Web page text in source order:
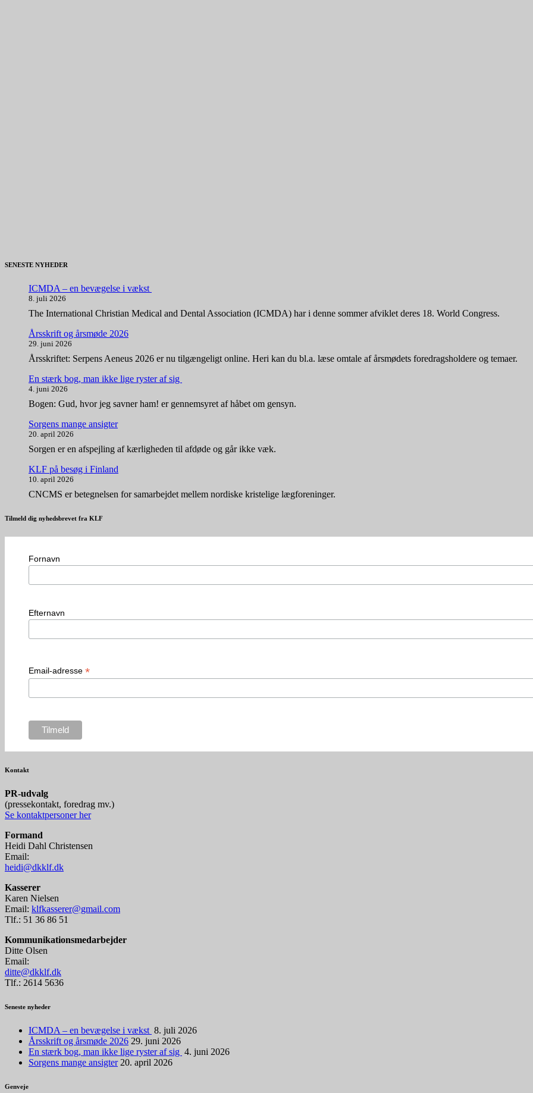
SENESTE NYHEDER
ICMDA – en bevægelse i vækst
8. juli 2026
The International Christian Medical and Dental Association (ICMDA) har i denne sommer afviklet deres 18. World Congress.
Årsskrift og årsmøde 2026
29. juni 2026
Årsskriftet: Serpens Aeneus 2026 er nu tilgængeligt online. Heri kan du bl.a. læse omtale af årsmødets foredragsholdere og temaer.
En stærk bog, man ikke lige ryster af sig
4. juni 2026
Bogen: Gud, hvor jeg savner ham! er gennemsyret af håbet om gensyn.
Sorgens mange ansigter
20. april 2026
Sorgen er en afspejling af kærligheden til afdøde og går ikke væk.
KLF på besøg i Finland
10. april 2026
CNCMS er betegnelsen for samarbejdet mellem nordiske kristelige lægforeninger.
Tilmeld dig nyhedsbrevet fra KLF
Fornavn
Efternavn
Email-adresse *
Kontakt
PR-udvalg
(pressekontakt, foredrag mv.)
Se kontaktpersoner her
Formand
Heidi Dahl Christensen
Email:
heidi@dkklf.dk
Kasserer
Karen Nielsen
Email: klfkasserer@gmail.com
Tlf.: 51 36 86 51
Kommunikationsmedarbejder
Ditte Olsen
Email:
ditte@dkklf.dk
Tlf.: 2614 5636
Seneste nyheder
ICMDA – en bevægelse i vækst 8. juli 2026
Årsskrift og årsmøde 2026 29. juni 2026
En stærk bog, man ikke lige ryster af sig 4. juni 2026
Sorgens mange ansigter 20. april 2026
Genveje